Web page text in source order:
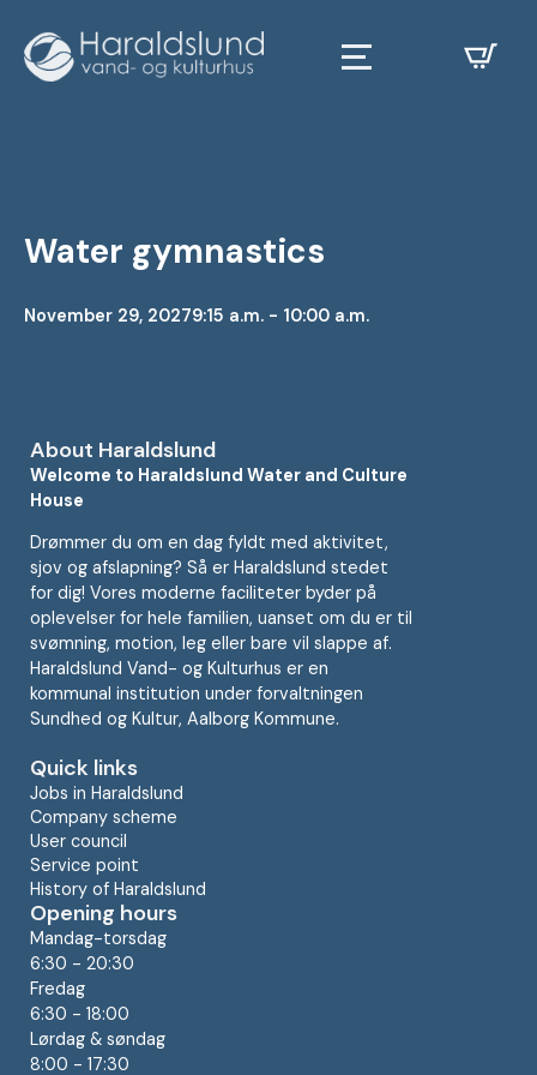
Water gymnastics
November 29, 20279:15 a.m. - 10:00 a.m.
About Haraldslund
Welcome to Haraldslund Water and Culture
House
Drømmer du om en dag fyldt med aktivitet,
sjov og afslapning? Så er Haraldslund stedet
for dig! Vores moderne faciliteter byder på
oplevelser for hele familien, uanset om du er til
svømning, motion, leg eller bare vil slappe af.
Haraldslund Vand- og Kulturhus er en
kommunal institution under forvaltningen
Sundhed og Kultur, Aalborg Kommune.
Quick links
Jobs in Haraldslund
Company scheme
User council
Service point
History of Haraldslund
Opening hours
Mandag-torsdag
6:30 - 20:30
Fredag
6:30 - 18:00
Lørdag & søndag
8:00 - 17:30